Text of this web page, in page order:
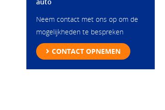
Neem contact met ons op om de
mogelijkheden te bespreken
CONTACT OPNEMEN